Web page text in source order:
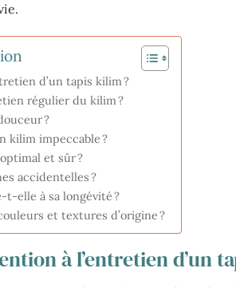
d’un tapis kilim ?
régulier du kilim ?
?
kilim impeccable ?
et sûr ?
accidentelles ?
elle à sa longévité ?
et textures d’origine ?
à l’entretien d’un